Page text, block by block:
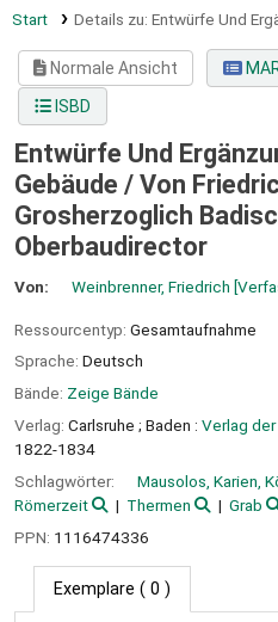
Start Details zu: Entwürfe Und
Normale Ansicht
ISBD
Entwürfe Und
Gebäude / Von
Grosherzoglich
Oberbaudirector
Von: Weinbrenner, Friedrich
Ressourcentyp: Gesamtaufnahme
Sprache: Deutsch
Bände: Zeige Bände
Verlag: Carlsruhe ; Baden : Verlag der
1822-1834
Schlagwörter:
Mausolos, Karien,
Römerzeit
Thermen Grab
PPN: 1116474336
Exemplare ( 0 )